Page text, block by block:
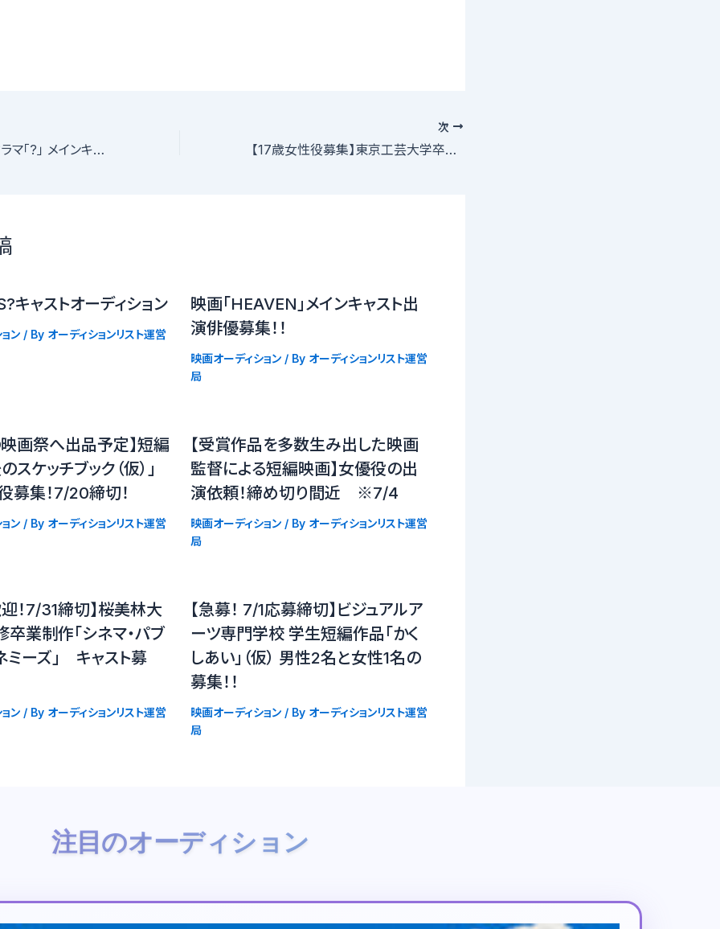
5話完結 ショートドラマ「?」 メインキャスト、サブキャスト、新人の方大募集！！
次
【17歳女性役募集】東京工芸大学卒業制作 短編『ふり』12月3日正午〜夕方撮影
キャストオーディション
ン/ By オーディションリスト運営
映画「HEAVEN」メインキャスト出
演俳優募集！！
映画オーディション/ By オーディションリスト運営
局
画祭へ出品予定】短編
スケッチブック（仮）」
募集！7/20締切！
ン/ By オーディションリスト運営
【受賞作品を多数生み出した映画
監督による短編映画】女優役の出
演依頼！締め切り間近 ※7/4
映画オーディション/ By オーディションリスト運営
局
！7/31締切】桜美林大
業制作「シネマ・パブ
ミーズ」 キャスト募
ン/ By オーディションリスト運営
【急募！ 7/1応募締切】ビジュアルア
ーツ専門学校 学生短編作品「かく
しあい」（仮） 男性2名と女性1名の
募集！！
映画オーディション/ By オーディションリスト運営
局
注目のオーディション